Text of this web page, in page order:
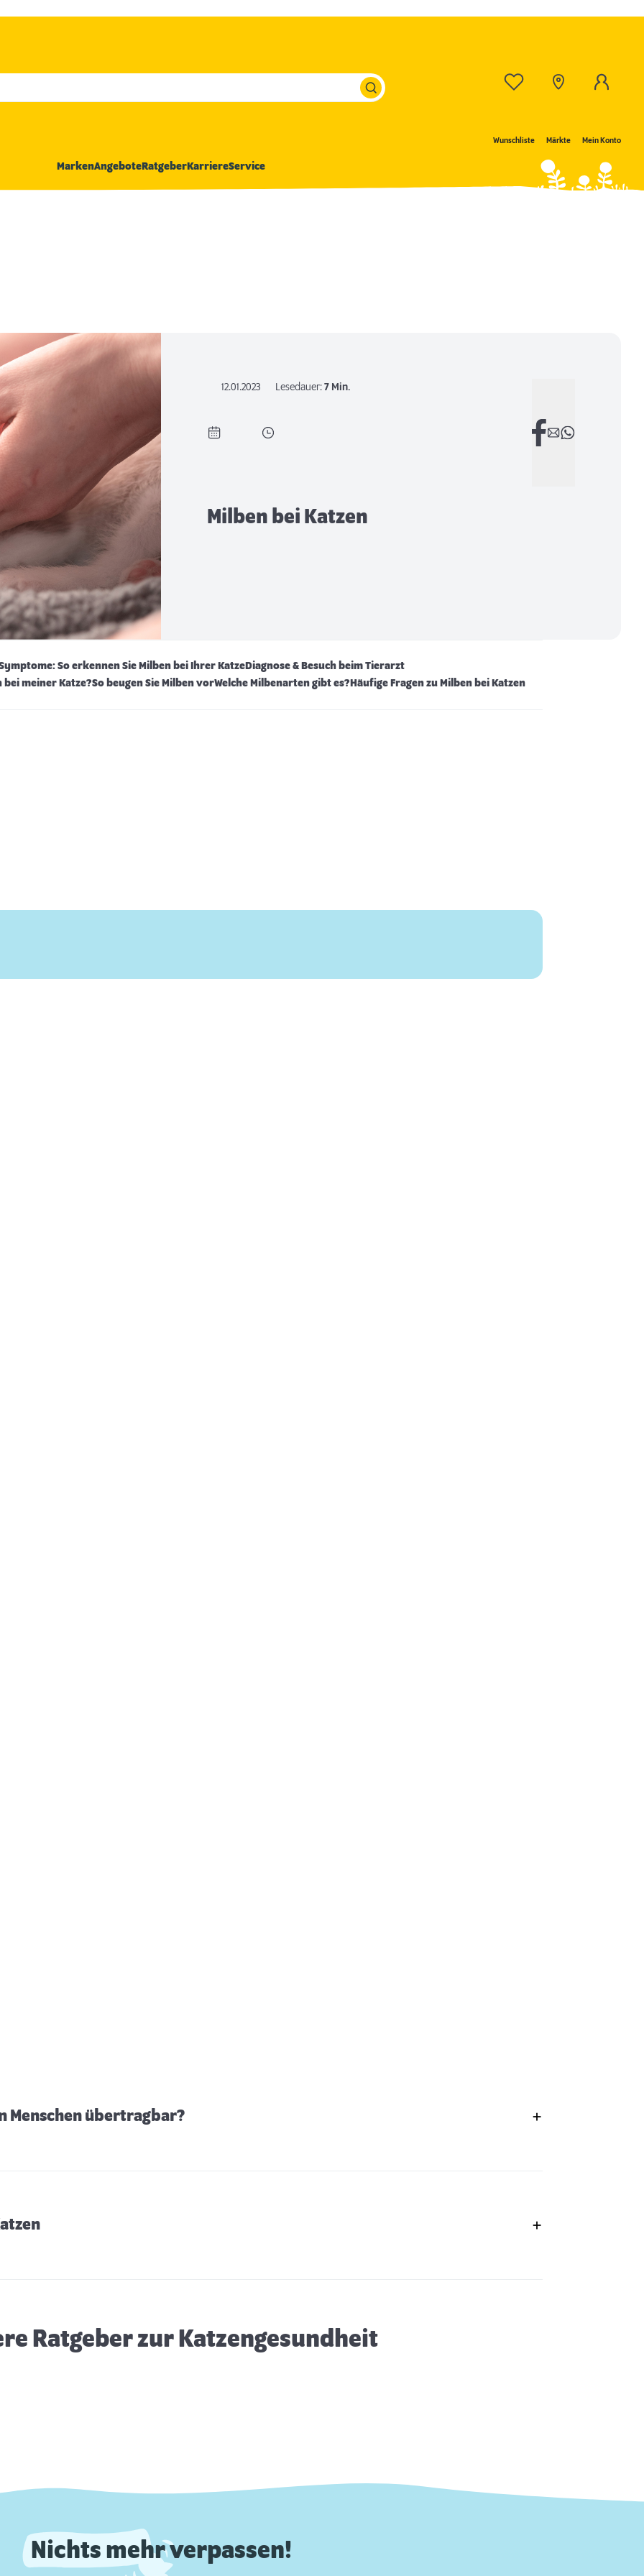
Wunschliste Märkte Mein Konto
MarkenAngeboteRatgeberKarriereService
12.01.2023 Lesedauer:7 Min.
Milben bei Katzen
So erkennen Sie Milben bei Ihrer KatzeDiagnose & Besuch beim Tierarzt
bei meiner Katze?So beugen Sie Milben vorWelche Milbenarten gibt es? Häufige Fragen zu Milben bei Katzen
Menschen übertragbar?
Ratgeber zur Katzengesundheit
Nichts mehr verpassen!